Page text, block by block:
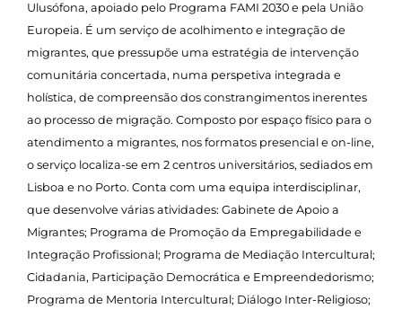
Ulusófona, apoiado pelo Programa FAMI 2030 e pela União
Europeia. É um serviço de acolhimento e integração de
migrantes, que pressupõe uma estratégia de intervenção
comunitária concertada, numa perspetiva integrada e
holística, de compreensão dos constrangimentos inerentes
ao processo de migração. Composto por espaço físico para o
atendimento a migrantes, nos formatos presencial e on-line,
o serviço localiza-se em 2 centros universitários, sediados em
Lisboa e no Porto. Conta com uma equipa interdisciplinar,
que desenvolve várias atividades: Gabinete de Apoio a
Migrantes; Programa de Promoção da Empregabilidade e
Integração Profissional; Programa de Mediação Intercultural;
Cidadania, Participação Democrática e Empreendedorismo;
Programa de Mentoria Intercultural; Diálogo Inter-Religioso;